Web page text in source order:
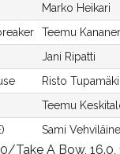
Marko Heikari
Teemu
Jani Ripatti
Risto Tupamäki
Teemu
Sami
Take A Bow, 16.0,